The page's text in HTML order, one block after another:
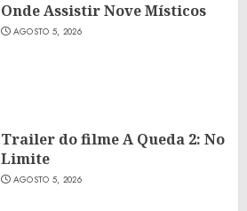
Onde Assistir Nove Místicos
AGOSTO 5, 2026
Trailer do filme A Queda 2: No
Limite
AGOSTO 5, 2026